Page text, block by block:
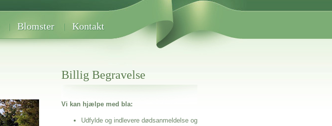
Blomster Kontakt
Billig Begravelse
Vi kan hjælpe med bla:
Udfylde og indlevere dødsanmeldelse og